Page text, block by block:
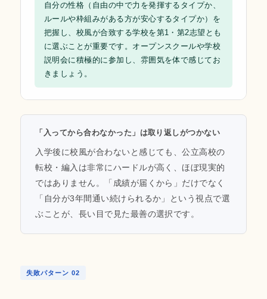
自分の性格（自由の中で力を発揮するタイプか、
ルールや枠組みがある方が安心するタイプか）を
把握し、校風が合致する学校を第1・第2志望とも
に選ぶことが重要です。オープンスクールや学校
説明会に積極的に参加し、雰囲気を体で感じてお
きましょう。
「入ってから合わなかった」は取り返しがつかない
入学後に校風が合わないと感じても、公立高校の
転校・編入は非常にハードルが高く、ほぼ現実的
ではありません。「成績が届くから」だけでなく
「自分が3年間通い続けられるか」という視点で選
ぶことが、長い目で見た最善の選択です。
失敗パターン 02